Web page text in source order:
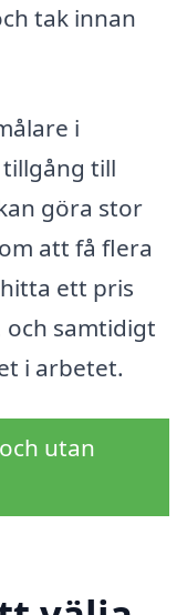
tak innan
i
till
göra stor
att få flera
ett pris
och samtidigt
i arbetet.
utan